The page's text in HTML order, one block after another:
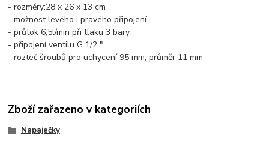
- rozměry:28 x 26 x 13 cm
- možnost levého i pravého připojení
- průtok 6,5l/min při tlaku 3 bary
- připojení ventilu G 1/2 "
- rozteč šroubů pro uchycení 95 mm, průměr 11 mm
Zboží zařazeno v kategoriích
Napaječky